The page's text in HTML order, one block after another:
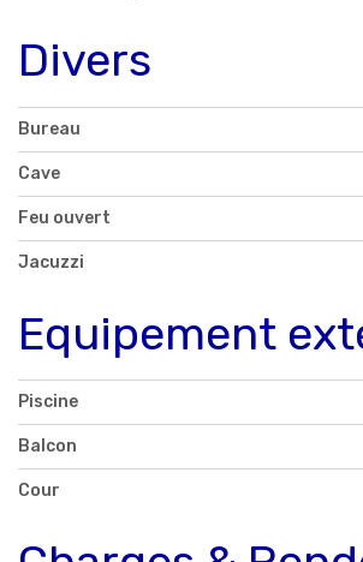
Divers
Bureau
Cave
Feu ouvert
Jacuzzi
Equipement
Piscine
Balcon
Cour